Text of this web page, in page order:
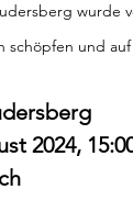
schöpfen und
2024,